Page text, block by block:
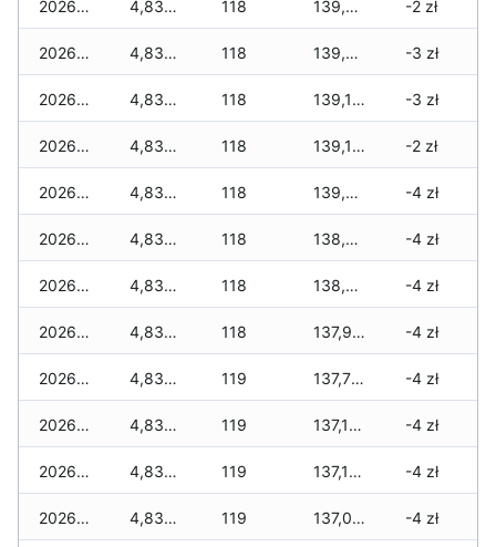
2026-05-12 4,830 zł 118 139,935 zł -2 zł
2026-05-09 4,830 zł 118 139,315 zł -3 zł
2026-05-08 4,830 zł 118 139,115 zł -3 zł
2026-05-07 4,830 zł 118 139,115 zł -2 zł
2026-05-06 4,830 zł 118 139,025 zł -4 zł
2026-05-05 4,830 zł 118 138,915 zł -4 zł
2026-05-04 4,830 zł 118 138,700 zł -4 zł
2026-05-03 4,830 zł 118 137,965 zł -4 zł
2026-05-02 4,830 zł 119 137,785 zł -4 zł
2026-05-01 4,830 zł 119 137,190 zł -4 zł
2026-04-30 4,830 zł 119 137,165 zł -4 zł
2026-04-29 4,830 zł 119 137,065 zł -4 zł